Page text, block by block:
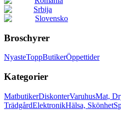
Srbija
Slovensko
Broschyrer
NyasteToppButikerÖppettider
Kategorier
MatbutikerDiskonterVaruhusMat,
TrädgårdElektronikHälsa, Skönhet